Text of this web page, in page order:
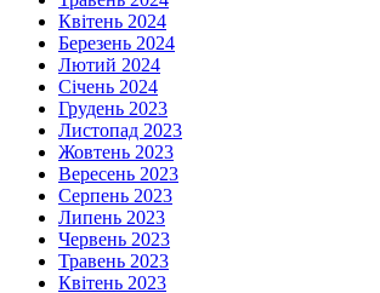
Квітень 2024
Березень 2024
Лютий 2024
Січень 2024
Грудень 2023
Листопад 2023
Жовтень 2023
Вересень 2023
Серпень 2023
Липень 2023
Червень 2023
Травень 2023
Квітень 2023